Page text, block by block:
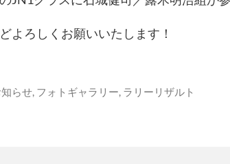
よろしくお願いいたします！
らせ, フォトギャラリー, ラリーリザルト